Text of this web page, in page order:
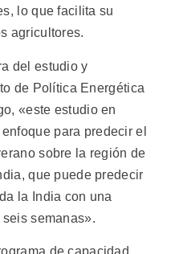
lo que facilita su
agricultores.
del estudio y
de Política Energética
«este estudio en
para predecir el
sobre la región de
que puede predecir
la India con una
semanas».
de capacidad